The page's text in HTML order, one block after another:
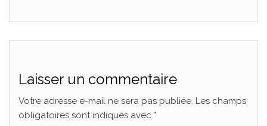
Laisser un commentaire
Votre adresse e-mail ne sera pas publiée. Les champs
obligatoires sont indiqués avec *